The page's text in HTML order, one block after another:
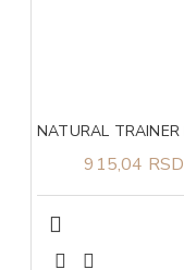
915,04 RSD